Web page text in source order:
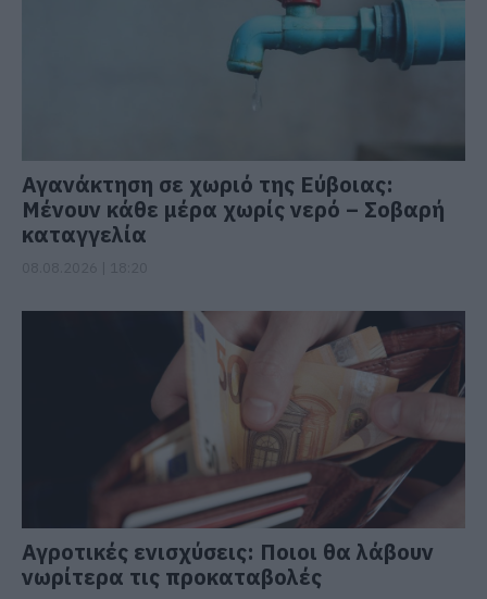
Αγανάκτηση σε χωριό της Εύβοιας:
Μένουν κάθε μέρα χωρίς νερό – Σοβαρή
καταγγελία
Αγροτικές ενισχύσεις: Ποιοι θα λάβουν
νωρίτερα τις προκαταβολές